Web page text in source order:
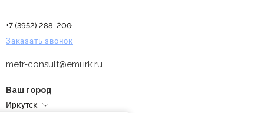
+7 (3952) 288-200
Заказать звонок
metr-consult@emi.irk.ru
Ваш город
Иркутск